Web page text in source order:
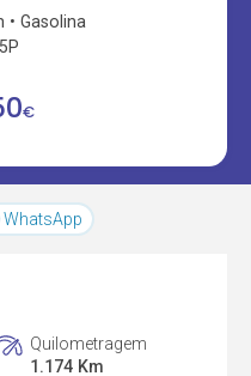
Gasolina
5P
€
WhatsApp
Quilometragem
1.174 Km